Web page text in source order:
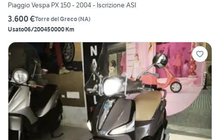
Piaggio Vespa PX 150 - 2004 - Iscrizione ASI
3.600 €Torre del Greco(NA)
Usato06/200450000 Km